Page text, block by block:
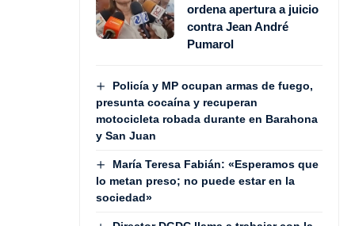
ordena apertura a juicio
contra Jean André
Pumarol
Policía y MP ocupan armas de fuego,
presunta cocaína y recuperan
motocicleta robada durante en Barahona
y San Juan
María Teresa Fabián: «Esperamos que
lo metan preso; no puede estar en la
sociedad»